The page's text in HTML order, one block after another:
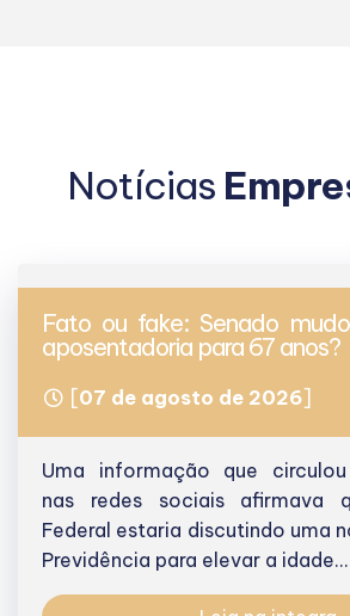
Notícias
Fato ou fake: Senado
aposentadoria para 67 anos?
[07 de agosto de 2026]
Uma informação que
nas redes sociais afirmava
Federal estaria discutindo uma
Previdência para elevar a idade...